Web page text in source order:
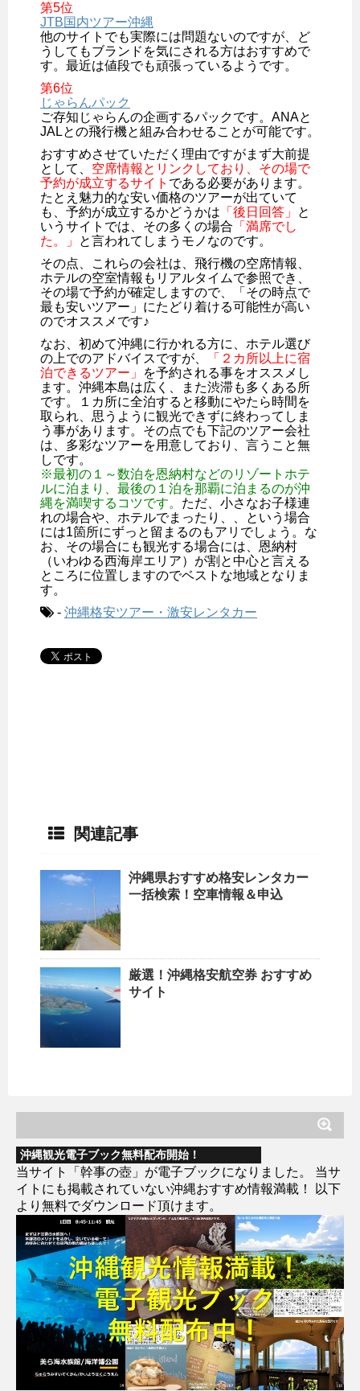
第5位
JTB国内ツアー沖縄
他のサイトでも実際には問題ないのですが、ど
うしてもブランドを気にされる方はおすすめで
す。最近は値段でも頑張っているようです。
第6位
じゃらんパック
ご存知じゃらんの企画するパックです。ANAと
JALとの飛行機と組み合わせることが可能です。
おすすめさせていただく理由ですがまず大前提
として、 空席情報とリンクしており、その場で
予約が成立するサイト である必要があります。
たとえ魅力的な安い価格のツアーが出ていて
も、予約が成立するかどうかは 「後日回答」
と
いうサイトでは、その多くの場合 「満席でし
た。」
と言われてしまうモノなのです。
その点、これらの会社は、飛行機の空席情報、
ホテルの空室情報もリアルタイムで参照でき、
その場で予約が確定しますので、「その時点で
最も安いツアー」にたどり着ける可能性が高い
のでオススメです♪
なお、初めて沖縄に行かれる方に、ホテル選び
の上でのアドバイスですが、
「２カ所以上に宿
泊できるツアー」
を予約される事をオススメし
ます。沖縄本島は広く、また渋滞も多くある所
です。１カ所に全泊すると移動にやたら時間を
取られ、思うように観光できずに終わってしま
う事があります。その点でも下記のツアー会社
は、多彩なツアーを用意しており、言うこと無
しです。
※最初の１～数泊を恩納村などのリゾートホテ
ルに泊まり、最後の１泊を那覇に泊まるのが沖
縄を満喫するコツです。 ただ、小さなお子様連
れの場合や、ホテルでまったり、、という場合
には1箇所にずっと留まるのもアリでしょう。な
お、その場合にも観光する場合には、恩納村
（いわゆる西海岸エリア）が割と中心と言える
ところに位置しますのでベストな地域となりま
す。
- 沖縄格安ツアー・激安レンタカー
関連記事
沖縄県おすすめ格安レンタカー
一括検索！空車情報＆申込
厳選！沖縄格安航空券 おすすめ
サイト
沖縄観光電子ブック無料配布開始！
当サイト「幹事の壺」が電子ブックになりました。 当サ
イトにも掲載されていない沖縄おすすめ情報満載！ 以下
より無料でダウンロード頂けます。